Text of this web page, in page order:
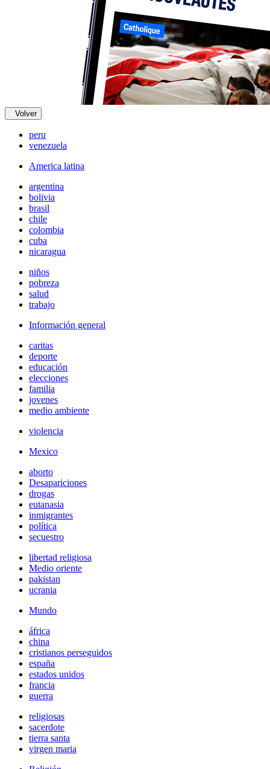
Volver
peru
venezuela
America latina
argentina
bolivia
brasil
chile
colombia
cuba
nicaragua
niños
pobreza
salud
trabajo
Información general
caritas
deporte
educación
elecciones
familia
jovenes
medio ambiente
violencia
Mexico
aborto
Desapariciones
drogas
eutanasia
inmigrantes
política
secuestro
libertad religiosa
Medio oriente
pakistan
ucrania
Mundo
áfrica
china
cristianos perseguidos
españa
estados unidos
francia
guerra
religiosas
sacerdote
tierra santa
virgen maria